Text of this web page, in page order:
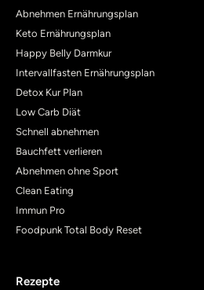
Abnehmen Ernährungsplan
Keto Ernährungsplan
Happy Belly Darmkur
Intervallfasten Ernährungsplan
Detox Kur Plan
Low Carb Diät
Schnell abnehmen
Bauchfett verlieren
Abnehmen ohne Sport
Clean Eating
Immun Pro
Foodpunk Total Body Reset
Rezepte